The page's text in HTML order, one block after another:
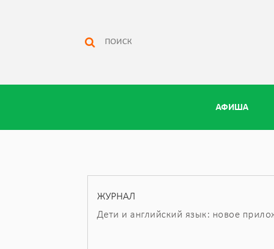
АФИША
ЖУРНАЛ
Дети и английский язык: новое